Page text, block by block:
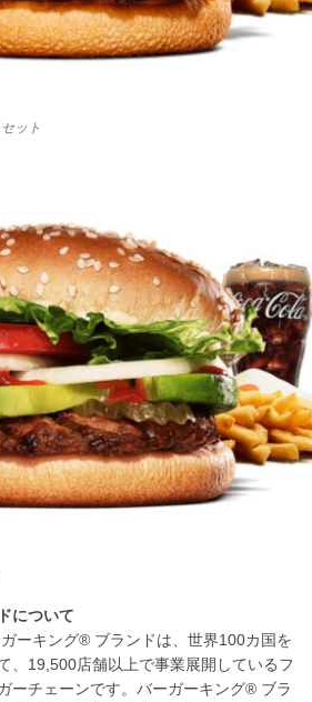
ット
について
ーキング® ブランドは、世界100カ国を
、19,500店舗以上で事業展開しているフ
ーチェーンです。バーガーキング® ブラ